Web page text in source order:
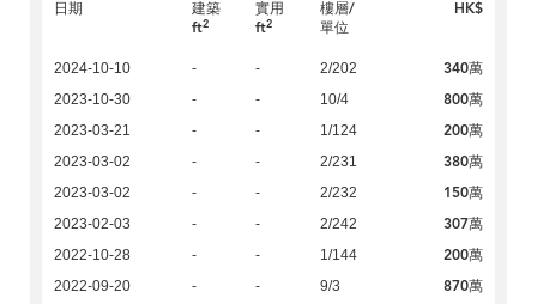
日期
建築
ft2
實用
ft2
樓層/
單位
HK$
2024-10-10 - - 2/202 340萬
2023-10-30 - - 10/4 800萬
2023-03-21 - - 1/124 200萬
2023-03-02 - - 2/231 380萬
2023-03-02 - - 2/232 150萬
2023-02-03 - - 2/242 307萬
2022-10-28 - - 1/144 200萬
2022-09-20 - - 9/3 870萬